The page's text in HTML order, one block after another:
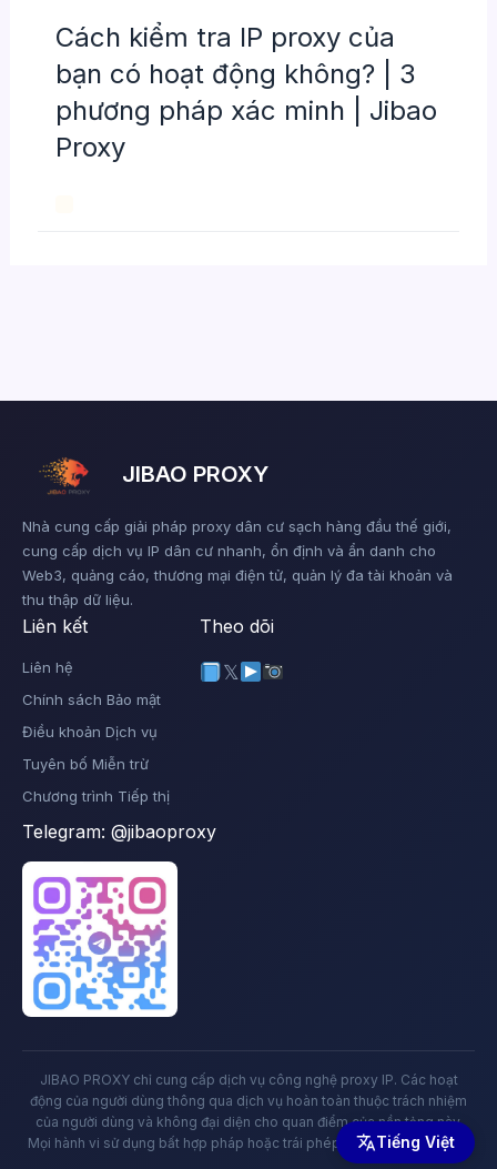
Cách kiểm tra IP proxy của
bạn có hoạt động không? | 3
phương pháp xác minh | Jibao
Proxy
JIBAO PROXY
Nhà cung cấp giải pháp proxy dân cư sạch hàng đầu thế giới,
cung cấp dịch vụ IP dân cư nhanh, ổn định và ẩn danh cho
Web3, quảng cáo, thương mại điện tử, quản lý đa tài khoản và
thu thập dữ liệu.
Liên kết
Liên hệ
Chính sách Bảo mật
Điều khoản Dịch vụ
Tuyên bố Miễn trừ
Chương trình Tiếp thị
Theo dõi
𝕏
Telegram: @jibaoproxy
JIBAO PROXY chỉ cung cấp dịch vụ công nghệ proxy IP. Các hoạt
động của người dùng thông qua dịch vụ hoàn toàn thuộc trách nhiệm
của người dùng và không đại diện cho quan điểm của nền tảng này.
Mọi hành vi sử dụng bất hợp pháp hoặc trái phép đều bị nghiêm cấm.
Tiếng Việt